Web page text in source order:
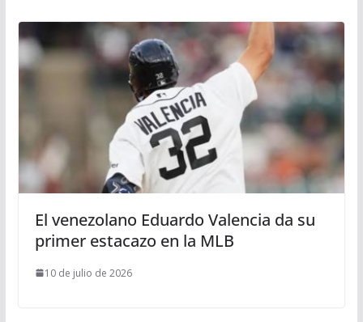
El venezolano Eduardo Valencia da su
primer estacazo en la MLB
10 de julio de 2026